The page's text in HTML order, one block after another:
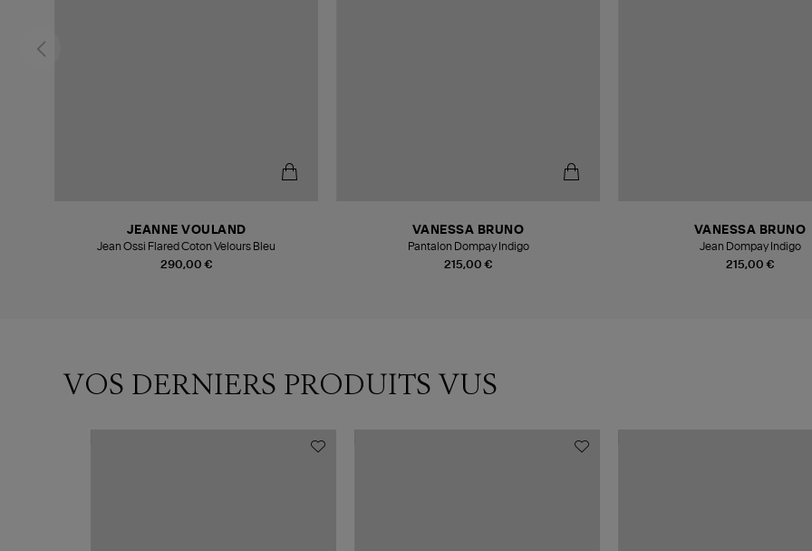
290,00 €
JEANNE VOULAND
Jean Ossi Flared Coton Velours Bleu
215,00 €
VANESSA BRUNO
Pantalon Dompay Indigo
215,00 €
VANESSA BRUNO
Jean Dompay Indigo
VOS DERNIERS PRODUITS VUS